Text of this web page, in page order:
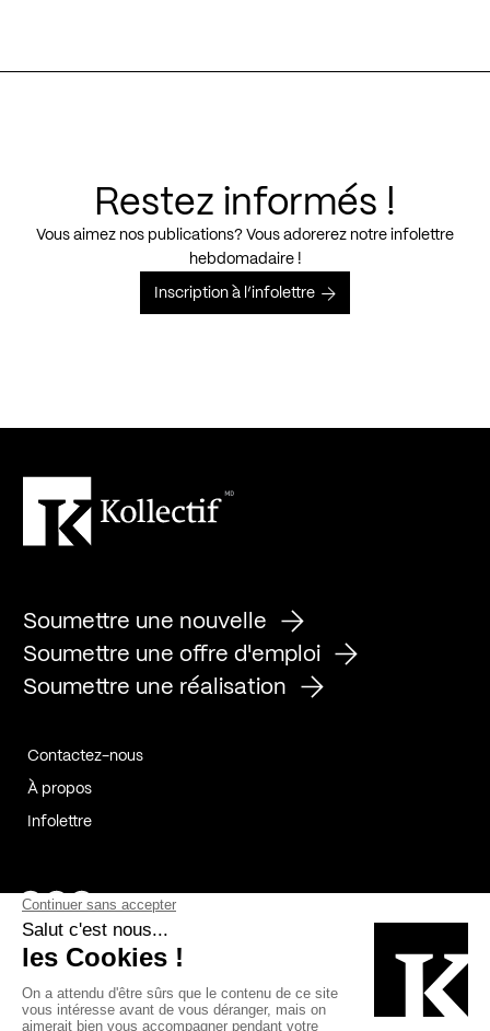
Restez informés !
Vous aimez nos publications? Vous adorerez notre infolettre
hebdomadaire !
Inscription à l’infolettre
Soumettre une nouvelle
Soumettre une offre d'emploi
Soumettre une réalisation
Contactez-nous
À propos
Infolettre
Page Facebook de Kollectif
Page Instagram de Kollectif
Page Linkedin de Kollectif